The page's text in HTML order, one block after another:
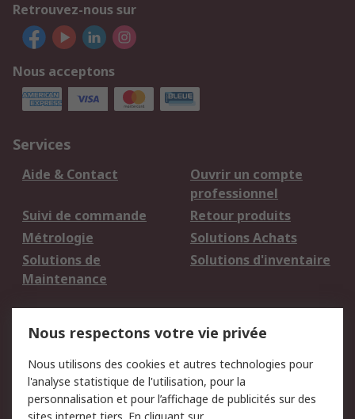
Retrouvez-nous sur
Nous acceptons
Services
Aide & Contact
Ouvrir un compte
professionnel
Suivi de commande
Retour produits
Métrologie
Solutions Achats
Solutions de
Maintenance
Solutions d'inventaire
du site
Politique de protection
des données - Mise à
Sécurité des E-mails
Nous respectons votre vie privée
Nous utilisons des cookies et autres technologies pour
l'analyse statistique de l'utilisation, pour la
personnalisation et pour l’affichage de publicités sur des